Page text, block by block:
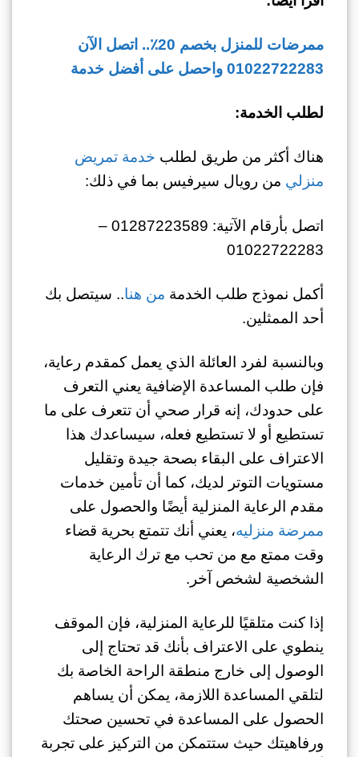
ممرضات للمنزل بخصم 20٪.. اتصل الآن
01022722283 واحصل على أفضل خدمة
لطلب الخدمة:
هناك أكثر من طريق لطلب خدمة تمريض
منزلي من رويال سيرفيس بما في ذلك:
اتصل بأرقام الآتية: 01287223589 –
01022722283
أكمل نموذج طلب الخدمة من هنا.. سيتصل بك
أحد الممثلين.
وبالنسبة لفرد العائلة الذي يعمل كمقدم رعاية،
فإن طلب المساعدة الإضافية يعني التعرف
على حدودك، إنه قرار صحي أن تتعرف على ما
تستطيع أو لا تستطيع فعله، سيساعدك هذا
الاعتراف على البقاء بصحة جيدة وتقليل
مستويات التوتر لديك، كما أن تأمين خدمات
مقدم الرعاية المنزلية أيضًا والحصول على
ممرضة منزليه، يعني أنك تتمتع بحرية قضاء
وقت ممتع مع من تحب مع ترك الرعاية
الشخصية لشخص آخر.
إذا كنت متلقيًا للرعاية المنزلية، فإن الموقف
ينطوي على الاعتراف بأنك قد تحتاج إلى
الوصول إلى خارج منطقة الراحة الخاصة بك
لتلقي المساعدة اللازمة، يمكن أن يساهم
الحصول على المساعدة في تحسين صحتك
ورفاهيتك حيث ستتمكن من التركيز على تجربة